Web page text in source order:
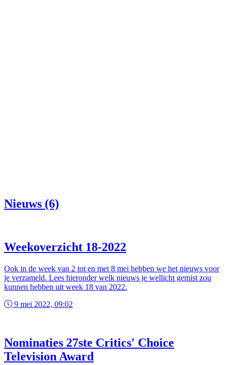
Nieuws (6)
Weekoverzicht 18-2022
Ook in de week van 2 tot en met 8 mei hebben we het nieuws voor
je verzameld. Lees hieronder welk nieuws je wellicht gemist zou
kunnen hebben uit week 18 van 2022.
9 mei 2022, 09:02
Nominaties 27ste Critics' Choice
Television Award